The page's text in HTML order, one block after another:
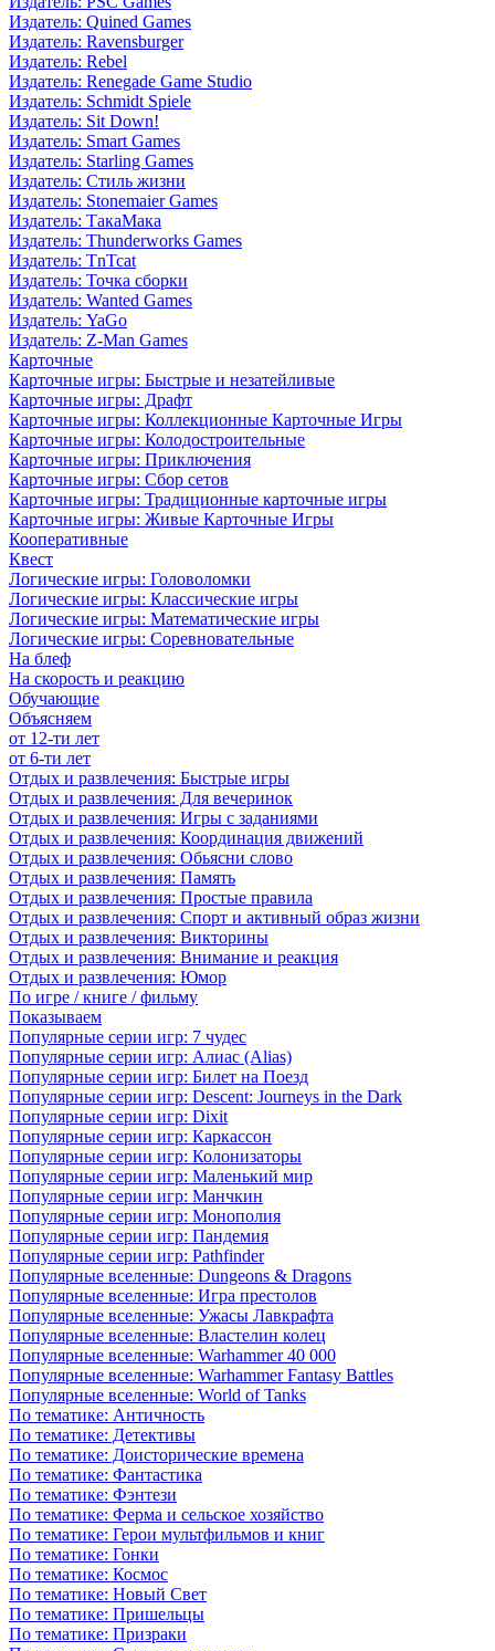
Издатель: Quined Games
Издатель: Ravensburger
Издатель: Rebel
Издатель: Renegade Game Studio
Издатель: Schmidt Spiele
Издатель: Sit Down!
Издатель: Smart Games
Издатель: Starling Games
Издатель: Стиль жизни
Издатель: Stonemaier Games
Издатель: ТакаМака
Издатель: Thunderworks Games
Издатель: TnTcat
Издатель: Точка сборки
Издатель: Wanted Games
Издатель: YaGo
Издатель: Z-Man Games
Карточные
Карточные игры: Быстрые и незатейливые
Карточные игры: Драфт
Карточные игры: Коллекционные Карточные Игры
Карточные игры: Колодостроительные
Карточные игры: Приключения
Карточные игры: Сбор сетов
Карточные игры: Традиционные карточные игры
Карточные игры: Живые Карточные Игры
Кооперативные
Квест
Логические игры: Головоломки
Логические игры: Классические игры
Логические игры: Математические игры
Логические игры: Соревновательные
На блеф
На скорость и реакцию
Обучающие
Объясняем
от 12-ти лет
от 6-ти лет
Отдых и развлечения: Быстрые игры
Отдых и развлечения: Для вечеринок
Отдых и развлечения: Игры с заданиями
Отдых и развлечения: Координация движений
Отдых и развлечения: Обьясни слово
Отдых и развлечения: Память
Отдых и развлечения: Простые правила
Отдых и развлечения: Спорт и активный образ жизни
Отдых и развлечения: Викторины
Отдых и развлечения: Внимание и реакция
Отдых и развлечения: Юмор
По игре / книге / фильму
Показываем
Популярные серии игр: 7 чудес
Популярные серии игр: Алиас (Alias)
Популярные серии игр: Билет на Поезд
Популярные серии игр: Descent: Journeys in the Dark
Популярные серии игр: Dixit
Популярные серии игр: Каркассон
Популярные серии игр: Колонизаторы
Популярные серии игр: Маленький мир
Популярные серии игр: Манчкин
Популярные серии игр: Монополия
Популярные серии игр: Пандемия
Популярные серии игр: Pathfinder
Популярные вселенные: Dungeons & Dragons
Популярные вселенные: Игра престолов
Популярные вселенные: Ужасы Лавкрафта
Популярные вселенные: Властелин колец
Популярные вселенные: Warhammer 40 000
Популярные вселенные: Warhammer Fantasy Battles
Популярные вселенные: World of Tanks
По тематике: Античность
По тематике: Детективы
По тематике: Доисторические времена
По тематике: Фантастика
По тематике: Фэнтези
По тематике: Ферма и сельское хозяйство
По тематике: Герои мультфильмов и книг
По тематике: Гонки
По тематике: Космос
По тематике: Новый Свет
По тематике: Пришельцы
По тематике: Призраки